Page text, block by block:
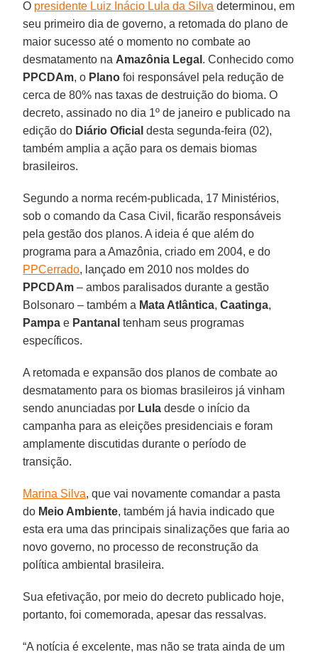
O presidente Luiz Inácio Lula da Silva determinou, em
seu primeiro dia de governo, a retomada do plano de
maior sucesso até o momento no combate ao
desmatamento na Amazônia Legal . Conhecido como
PPCDAm, o Plano foi responsável pela redução de
cerca de 80% nas taxas de destruição do bioma. O
decreto, assinado no dia 1º de janeiro e publicado na
edição do Diário Oficial desta segunda-feira (02),
também amplia a ação para os demais biomas
brasileiros.
Segundo a norma recém-publicada, 17 Ministérios,
sob o comando da Casa Civil, ficarão responsáveis
pela gestão dos planos. A ideia é que além do
programa para a Amazônia, criado em 2004, e do
PPCerrado, lançado em 2010 nos moldes do
PPCDAm – ambos paralisados durante a gestão
Bolsonaro – também a Mata Atlântica,Caatinga,
Pampa e Pantanal tenham seus programas
específicos.
A retomada e expansão dos planos de combate ao
desmatamento para os biomas brasileiros já vinham
sendo anunciadas por Lula desde o início da
campanha para as eleições presidenciais e foram
amplamente discutidas durante o período de
transição.
Marina Silva, que vai novamente comandar a pasta
do Meio Ambiente, também já havia indicado que
esta era uma das principais sinalizações que faria ao
novo governo, no processo de reconstrução da
política ambiental brasileira.
Sua efetivação, por meio do decreto publicado hoje,
portanto, foi comemorada, apesar das ressalvas.
“A notícia é excelente, mas não se trata ainda de um